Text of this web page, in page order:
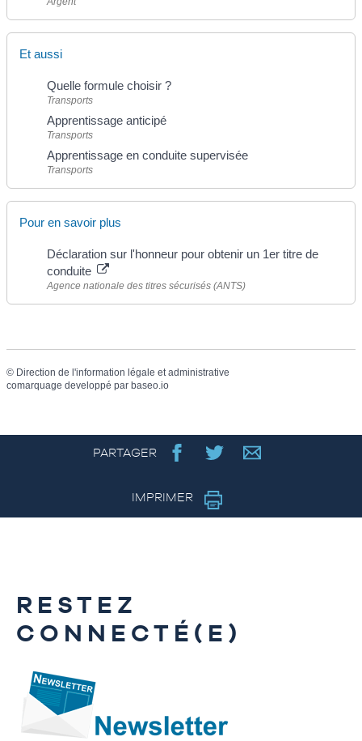
Et aussi
Quelle formule choisir ?
Transports
Apprentissage anticipé
Transports
Apprentissage en conduite supervisée
Transports
Pour en savoir plus
Déclaration sur l'honneur pour obtenir un 1er titre de
conduite
Agence nationale des titres sécurisés (ANTS)
© Direction de l'information légale et administrative
comarquage developpé par baseo.io
PARTAGER
IMPRIMER
RESTEZ
CONNECTÉ(E)